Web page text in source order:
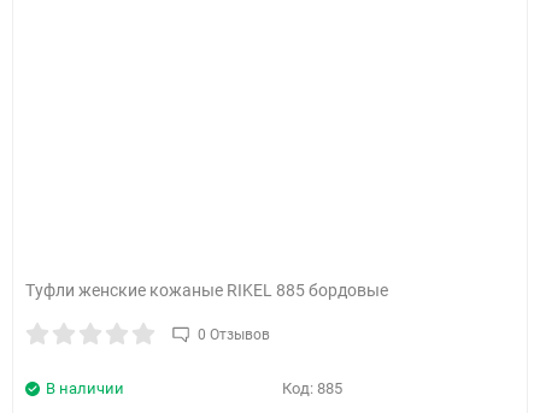
Туфли женские кожаные RIKEL 885 бордовые
0 Отзывов
В наличии Код: 885